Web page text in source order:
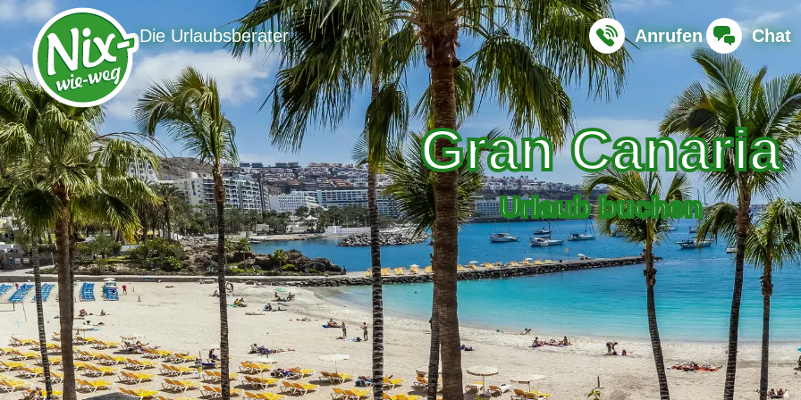
Die Urlaubsberater Anrufen Chat
Gran Canaria
Urlaub buchen